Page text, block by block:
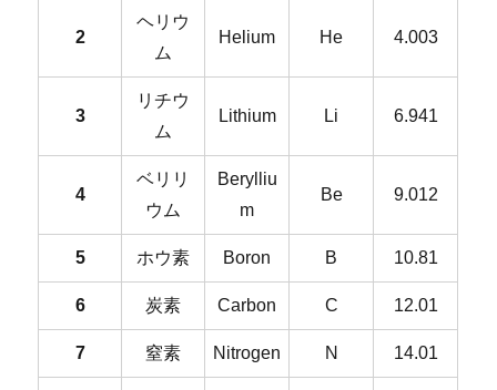
2
ヘリウ
ム
Helium He 4.003
3
リチウ
ム
Lithium Li 6.941
4
ベリリ
ウム
Berylliu
m
Be 9.012
5 ホウ素 Boron B 10.81
6 炭素 Carbon C 12.01
7 窒素 Nitrogen N 14.01